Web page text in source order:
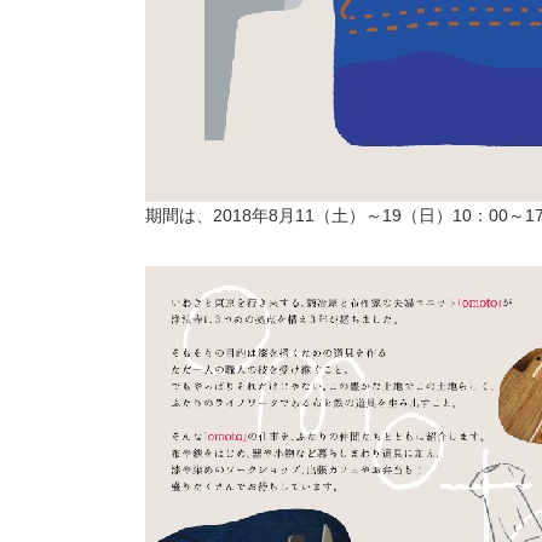
期間は、2018年8月11（土）～19（日）10：00～